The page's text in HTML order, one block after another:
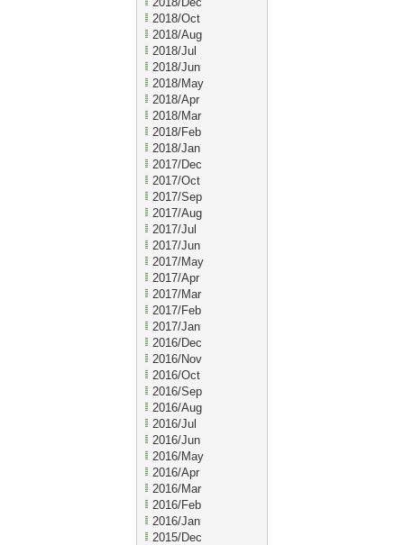
2018/Oct
2018/Aug
2018/Jul
2018/Jun
2018/May
2018/Apr
2018/Mar
2018/Feb
2018/Jan
2017/Dec
2017/Oct
2017/Sep
2017/Aug
2017/Jul
2017/Jun
2017/May
2017/Apr
2017/Mar
2017/Feb
2017/Jan
2016/Dec
2016/Nov
2016/Oct
2016/Sep
2016/Aug
2016/Jul
2016/Jun
2016/May
2016/Apr
2016/Mar
2016/Feb
2016/Jan
2015/Dec